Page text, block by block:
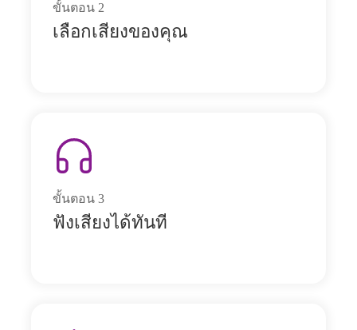
ขั้นตอน 2
เลือกเสียงของคุณ
ขั้นตอน 3
ฟังเสียงได้ทันที